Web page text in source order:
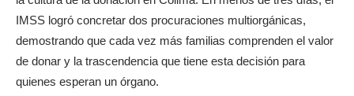
IMSS logró concretar dos procuraciones multiorgánicas,
demostrando que cada vez más familias comprenden el valor
de donar y la trascendencia que tiene esta decisión para
quienes esperan un órgano.